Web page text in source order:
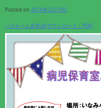
Posted on 2019年2月19日
ハグルーム見学会[ダウンロード：PDF]